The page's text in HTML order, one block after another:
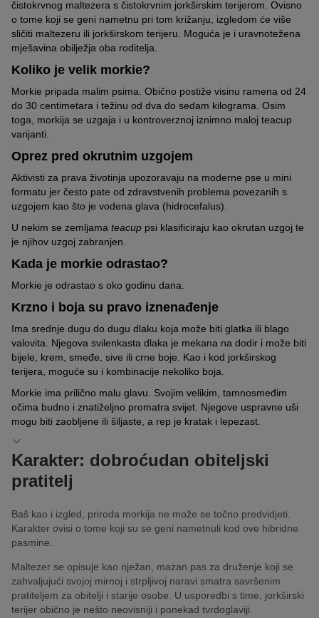
čistokrvnog maltezera s čistokrvnim jorkširskim terijerom. Ovisno
o tome koji se geni nametnu pri tom križanju, izgledom će više
sličiti maltezeru ili jorkširskom terijeru. Moguća je i uravnotežena
mješavina obilježja oba roditelja.
Koliko je velik morkie?
Morkie pripada malim psima. Obično postiže visinu ramena od 24
do 30 centimetara i težinu od dva do sedam kilograma. Osim
toga, morkija se uzgaja i u kontroverznoj iznimno maloj teacup
varijanti.
Oprez pred okrutnim uzgojem
Aktivisti za prava životinja upozoravaju na moderne pse u mini
formatu jer često pate od zdravstvenih problema povezanih s
uzgojem kao što je vodena glava (hidrocefalus).
U nekim se zemljama teacup psi klasificiraju kao okrutan uzgoj te
je njihov uzgoj zabranjen.
Kada je morkie odrastao?
Morkie je odrastao s oko godinu dana.
Krzno i boja su pravo iznenađenje
Ima srednje dugu do dugu dlaku koja može biti glatka ili blago
valovita. Njegova svilenkasta dlaka je mekana na dodir i može biti
bijele, krem, smeđe, sive ili crne boje. Kao i kod jorkširskog
terijera, moguće su i kombinacije nekoliko boja.
Morkie ima prilično malu glavu. Svojim velikim, tamnosmeđim
očima budno i znatiželjno promatra svijet. Njegove uspravne uši
mogu biti zaobljene ili šiljaste, a rep je kratak i lepezast.
Karakter: dobroćudan obiteljski
pratitelj
Baš kao i izgled, priroda morkija ne može se točno predvidjeti.
Karakter ovisi o tome koji su se geni nametnuli kod ove hibridne
pasmine.
Maltezer se opisuje kao nježan, mazan pas za druženje koji se
zahvaljujući svojoj mirnoj i strpljivoj naravi smatra savršenim
pratiteljem za obitelji i starije osobe. U usporedbi s time, jorkširski
terijer obično je nešto neovisniji i ponekad tvrdoglaviji.